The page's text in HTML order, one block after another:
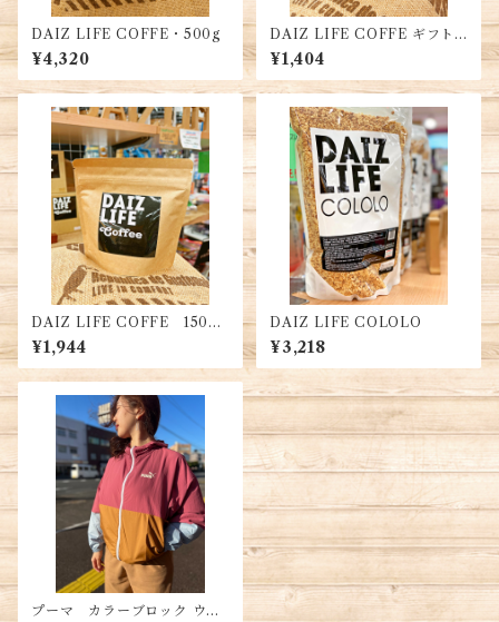
DAIZ LIFE COFFE・500g
¥4,320
DAIZ LIFE COFFE ギフト
ボックス（5杯分）
¥1,404
DAIZ LIFE COFFE 150g
入
¥1,944
DAIZ LIFE COLOLO
¥3,218
プーマ カラーブロック ウィ